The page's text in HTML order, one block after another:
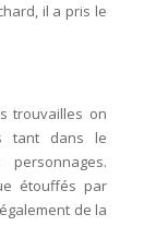
il a pris le
trouvailles on
tant dans le
étouffés par
de la